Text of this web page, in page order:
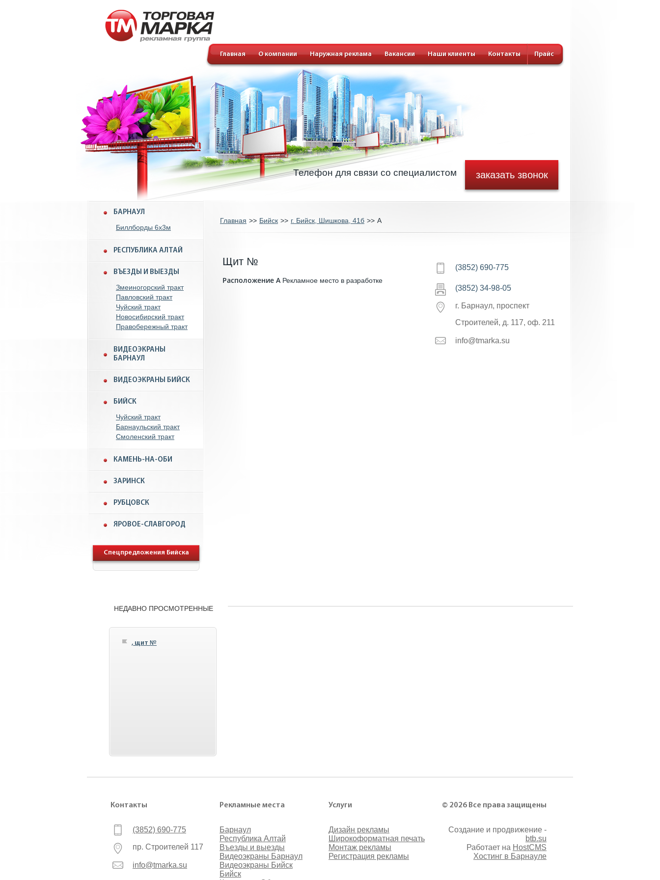
Главная О компании Наружная реклама Вакансии Наши клиенты Контакты Прайс
Телефон для связи со специалистом заказать звонок
БАРНАУЛ
Биллборды 6x3м
РЕСПУБЛИКА АЛТАЙ
ВЪЕЗДЫ И ВЫЕЗДЫ
Змеиногорский тракт
Павловский тракт
Чуйский тракт
Новосибирский тракт
Правобережный тракт
ВИДЕОЭКРАНЫ
БАРНАУЛ
ВИДЕОЭКРАНЫ БИЙСК
БИЙСК
Чуйский тракт
Барнаульский тракт
Смоленский тракт
КАМЕНЬ-НА-ОБИ
ЗАРИНСК
РУБЦОВСК
ЯРОВОЕ-СЛАВГОРОД
Спецпредложения Бийска
Главная >> Бийск >> г. Бийск, Шишкова, 41б >> A
Щит №
Расположение A Рекламное место в разработке
(3852) 690-775
(3852) 34-98-05
г. Барнаул, проспект
Строителей, д. 117, оф. 211
info@tmarka.su
НЕДАВНО ПРОСМОТРЕННЫЕ
, щит №
Контакты
(3852) 690-775
пр. Строителей 117
info@tmarka.su
Рекламные места
Барнаул
Республика Алтай
Въезды и выезды
Видеоэкраны Барнаул
Видеоэкраны Бийск
Бийск
Услуги
Дизайн рекламы
Широкоформатная печать
Монтаж рекламы
Регистрация рекламы
© 2026 Все права защищены
Создание и продвижение -
btb.su
Работает на HostCMS
Хостинг в Барнауле